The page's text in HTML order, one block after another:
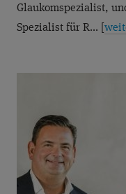
PRESBYEYES
VORSORGE
ÜBERBLENDVISUS
Glaukomspezialist,
Spezialist für R... [